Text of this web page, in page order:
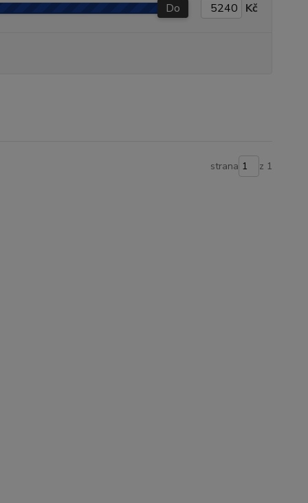
Do Kč
strana z 1